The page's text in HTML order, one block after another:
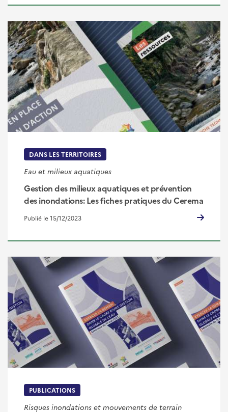
DANS LES TERRITOIRES
Eau et milieux aquatiques
Gestion des milieux aquatiques et prévention
des inondations: Les fiches pratiques du Cerema
Publié le 15/12/2023
PUBLICATIONS
Risques inondations et mouvements de terrain